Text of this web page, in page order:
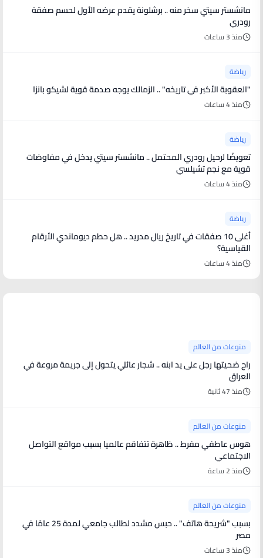
مانشستر سيتي سخر منه .. برشلونة يقدم عرضه الأول لحسم صفقة
رودري
منذ 3 ساعات
رياضة
"العقوبة الأكبر في تاريخه" .. الزمالك يوجه صدمة قوية لشيكو بانزا
منذ 4 ساعات
رياضة
تعويضًا لرحيل رودري المحتمل .. مانشستر سيتي يدخل في مفاوضات
قوية مع نجم تشيلسي
منذ 4 ساعات
رياضة
أغلى 10 صفقات في تاريخ ريال مدريد .. هل حطم ديوماندي الأرقام
القياسية؟
منذ 4 ساعات
منوعات من العالم
راح ضحيتها رجل على يد ابنه .. شجار عائلي يتحول إلى جريمة مروعة في
العراق
منذ 47 ثانية
منوعات من العالم
هوس عاطفي مفرط .. ظاهرة تتفاقم عالميا بسبب مواقع التواصل
الاجتماعي
منذ 2 ساعة
منوعات من العالم
بسبب "شريحة هاتف" .. حبس مشدد لطالب جامعي لمدة 25 عامًا في
مصر
منذ 3 ساعات